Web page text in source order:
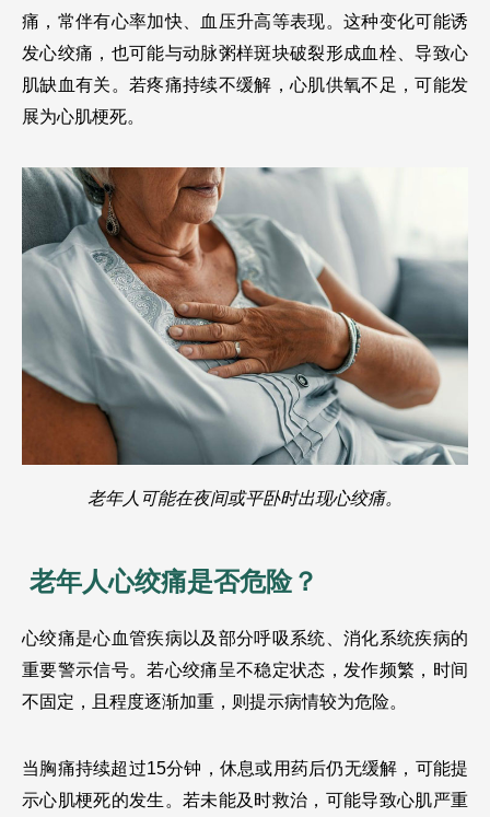
痛，常伴有心率加快、血压升高等表现。这种变化可能诱
发心绞痛，也可能与动脉粥样斑块破裂形成血栓、导致心
肌缺血有关。若疼痛持续不缓解，心肌供氧不足，可能发
展为心肌梗死。
老年人可能在夜间或平卧时出现心绞痛。
老年人心绞痛是否危险？
心绞痛是心血管疾病以及部分呼吸系统、消化系统疾病的
重要警示信号。若心绞痛呈不稳定状态，发作频繁，时间
不固定，且程度逐渐加重，则提示病情较为危险。
当胸痛持续超过15分钟，休息或用药后仍无缓解，可能提
示心肌梗死的发生。若未能及时救治，可能导致心肌严重